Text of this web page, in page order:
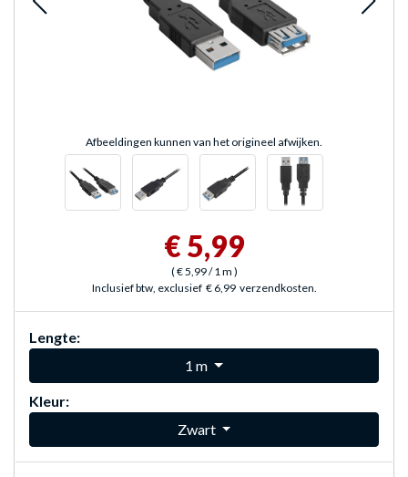
Afbeeldingen kunnen van het origineel afwijken.
€ 5,99
(€ 5,99/ 1 m )
Inclusief btw, exclusief € 6,99 verzendkosten.
Lengte:
1 m
Kleur:
Zwart